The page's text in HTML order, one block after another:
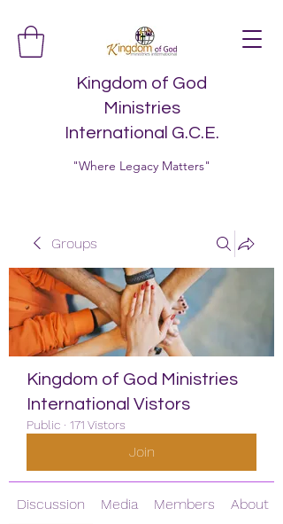
Kingdom of God
Ministries
International G.C.E.
"Where Legacy Matters"
Groups
Kingdom of God Ministries
International Vistors
Public · 171 Vistors
Join
Discussion Media Members About